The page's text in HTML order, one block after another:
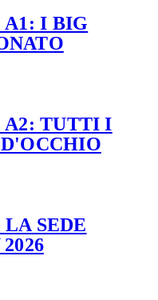
A1: I BIG
A2: TUTTI I
SEDE